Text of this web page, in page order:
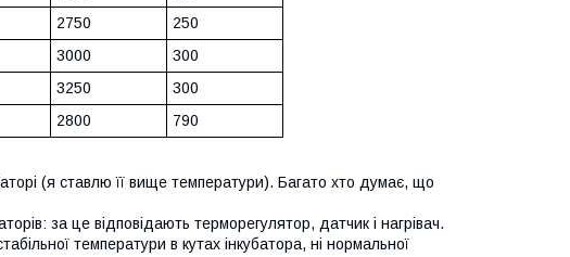
2750
250
3000
300
3250
300
2800 790
(я ставлю її вище температури). Багато хто думає, що
за це відповідають терморегулятор, датчик і нагрівач.
температури в кутах інкубатора, ні нормальної